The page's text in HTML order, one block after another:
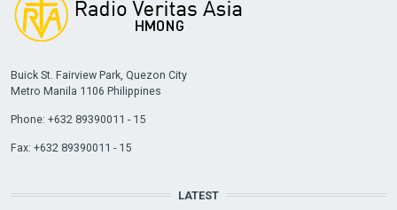
Buick St. Fairview Park, Quezon City
Metro Manila 1106 Philippines
Phone: +632 89390011 - 15
Fax: +632 89390011 - 15
LATEST